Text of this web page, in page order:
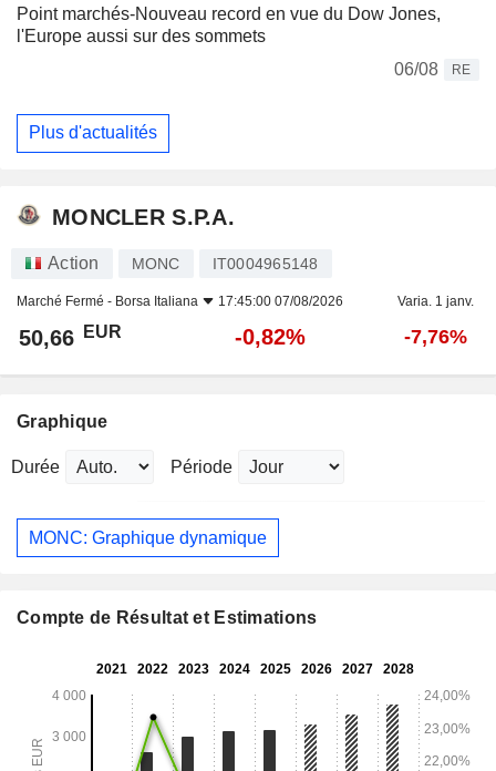
Point marchés-Nouveau record en vue du Dow Jones,
l'Europe aussi sur des sommets
06/08
RE
Plus d'actualités
MONCLER S.P.A.
Action MONC IT0004965148
Marché Fermé - Borsa Italiana 17:45:00 07/08/2026 Varia. 1 janv.
50,66 EUR -0,82% -7,76%
Graphique
Durée Période
MONC: Graphique dynamique
Compte de Résultat et Estimations